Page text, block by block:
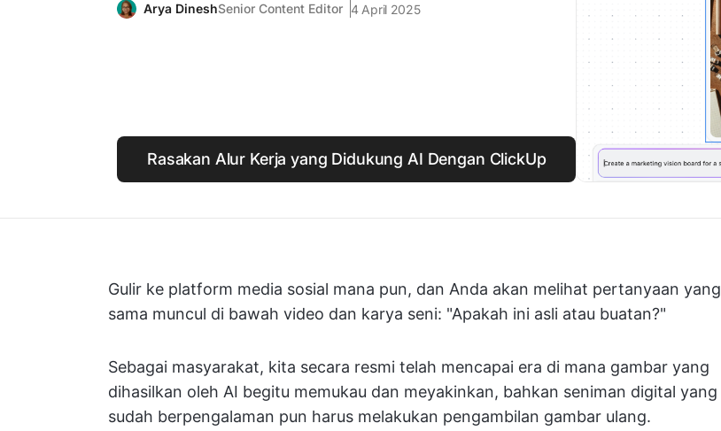
Arya DineshSenior Content Editor 4 April 2025
Rasakan Alur Kerja yang Didukung AI Dengan ClickUp
Gulir ke platform media sosial mana pun, dan Anda akan melihat pertanyaan yang
sama muncul di bawah video dan karya seni: "Apakah ini asli atau buatan?"
Sebagai masyarakat, kita secara resmi telah mencapai era di mana gambar yang
dihasilkan oleh AI begitu memukau dan meyakinkan, bahkan seniman digital yang
sudah berpengalaman pun harus melakukan pengambilan gambar ulang.